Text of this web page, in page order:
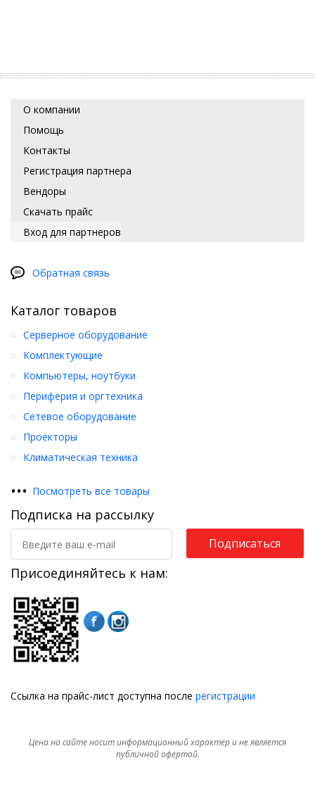
О компании
Помощь
Контакты
Регистрация партнера
Вендоры
Скачать прайс
Вход для партнеров
Обратная связь
Каталог товаров
Серверное оборудование
Комплектующие
Компьютеры, ноутбуки
Периферия и оргтехника
Сетевое оборудование
Проекторы
Климатическая техника
••• Посмотреть все товары
Подписка на рассылку
Подписаться
Присоединяйтесь к нам:
Ссылка на прайс-лист доступна после регистрации
Цена на сайте носит информационный характер и не является
публичной офертой.